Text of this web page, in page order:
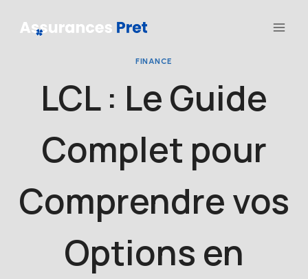
FINANCE
LCL : Le Guide
Complet pour
Comprendre vos
Options en